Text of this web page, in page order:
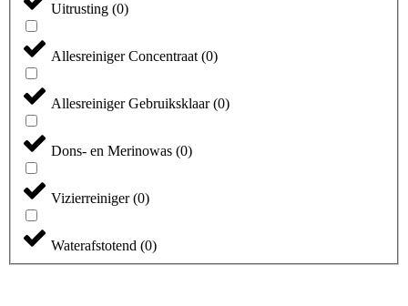
Uitrusting (0)
Allesreiniger Concentraat (0)
Allesreiniger Gebruiksklaar (0)
Dons- en Merinowas (0)
Vizierreiniger (0)
Waterafstotend (0)